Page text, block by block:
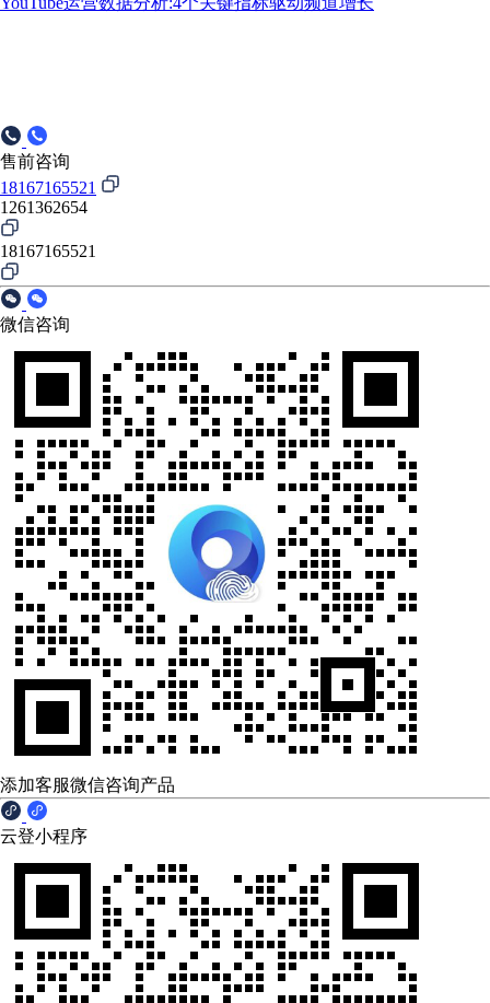
售前咨询
18167165521
1261362654
18167165521
微信咨询
添加客服微信咨询产品
云登小程序